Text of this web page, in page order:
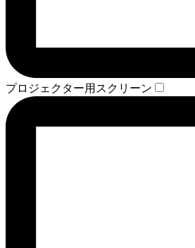
プロジェクター用スクリーン